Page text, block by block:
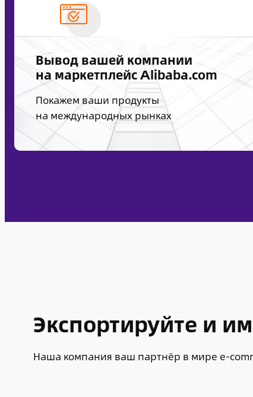
Вывод вашей компании
на маркетплейс Alibaba.com
Покажем ваши продукты
на международных рынках
Экспортируйте и
Наша компания ваш партнёр в мире e-